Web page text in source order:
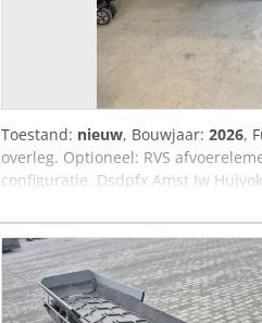
Toestand: nieuw, Bouwjaar: 2026,
overleg. Optioneel: RVS
configuratie. Dsdpfx Amst Iw
en opslag in diverse
zoals bv een rotor aanpassing
als u vragen heeft, gaarne
Shredders en Solutions